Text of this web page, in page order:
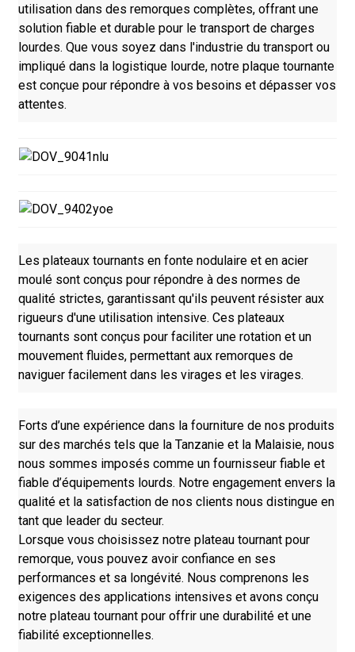
utilisation dans des remorques complètes, offrant une
solution fiable et durable pour le transport de charges
lourdes. Que vous soyez dans l'industrie du transport ou
impliqué dans la logistique lourde, notre plaque tournante
est conçue pour répondre à vos besoins et dépasser vos
attentes.
Les plateaux tournants en fonte nodulaire et en acier
moulé sont conçus pour répondre à des normes de
qualité strictes, garantissant qu'ils peuvent résister aux
rigueurs d'une utilisation intensive. Ces plateaux
tournants sont conçus pour faciliter une rotation et un
mouvement fluides, permettant aux remorques de
naviguer facilement dans les virages et les virages.
Forts d’une expérience dans la fourniture de nos produits
sur des marchés tels que la Tanzanie et la Malaisie, nous
nous sommes imposés comme un fournisseur fiable et
fiable d’équipements lourds. Notre engagement envers la
qualité et la satisfaction de nos clients nous distingue en
tant que leader du secteur.
Lorsque vous choisissez notre plateau tournant pour
remorque, vous pouvez avoir confiance en ses
performances et sa longévité. Nous comprenons les
exigences des applications intensives et avons conçu
notre plateau tournant pour offrir une durabilité et une
fiabilité exceptionnelles.